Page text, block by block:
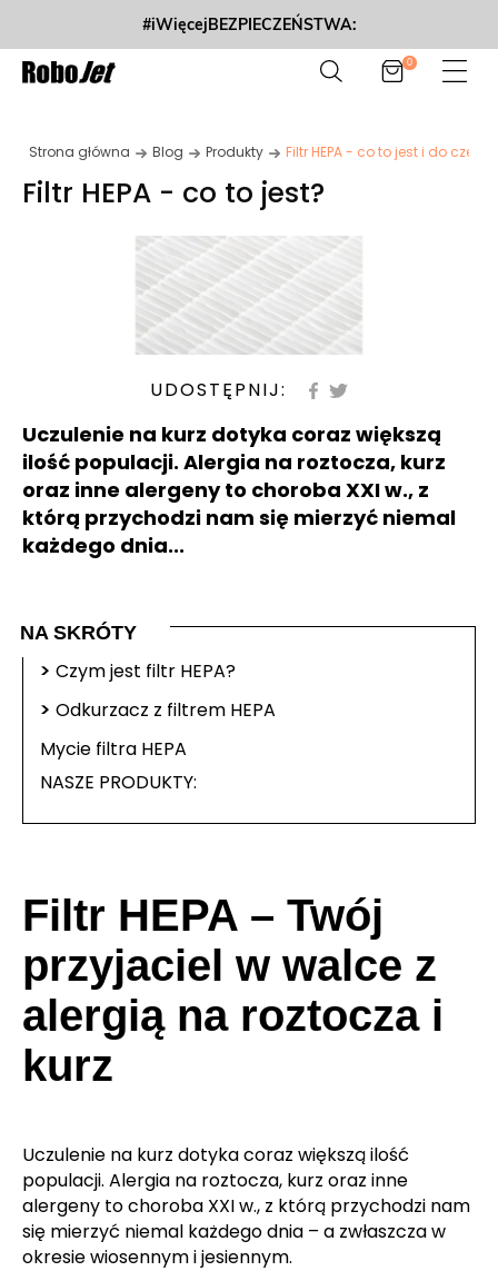
#iWięcejBEZPIECZEŃSTWA:
0
Strona główna Blog Produkty Filtr HEPA - co to jest i do czego
Filtr HEPA - co to jest?
UDOSTĘPNIJ:
Uczulenie na kurz dotyka coraz większą
ilość populacji. Alergia na roztocza, kurz
oraz inne alergeny to choroba XXI w., z
którą przychodzi nam się mierzyć niemal
każdego dnia...
NA SKRÓTY
> Czym jest filtr HEPA?
> Odkurzacz z filtrem HEPA
Mycie filtra HEPA
NASZE PRODUKTY:
Filtr HEPA – Twój
przyjaciel w walce z
alergią na roztocza i
kurz
Uczulenie na kurz dotyka coraz większą ilość
populacji. Alergia na roztocza, kurz oraz inne
alergeny to choroba XXI w., z którą przychodzi nam
się mierzyć niemal każdego dnia – a zwłaszcza w
okresie wiosennym i jesiennym.